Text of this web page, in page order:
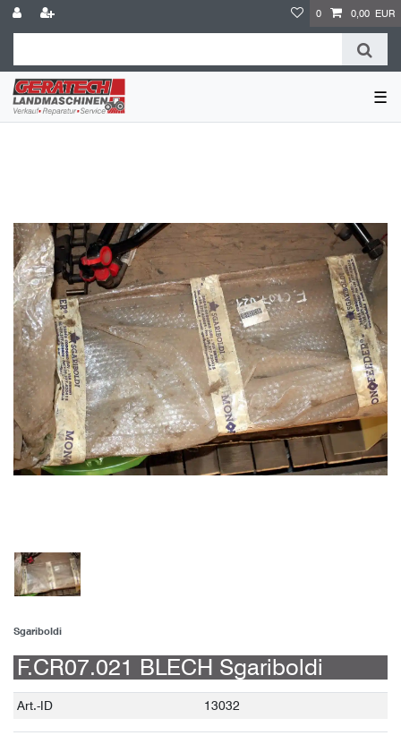
0 0,00 EUR
☰
Sgariboldi
F.CR07.021 BLECH Sgariboldi
Technisches
Wert
Art.-ID 13032